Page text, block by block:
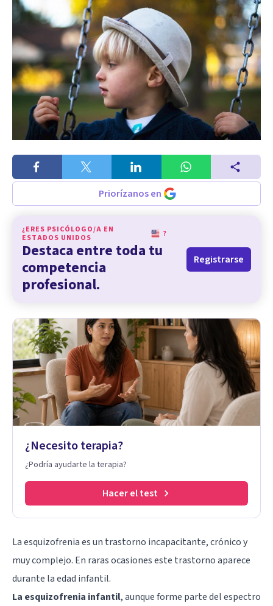
Priorízanos en
¿ERES PSICÓLOGO/A EN
ESTADOS UNIDOS
?
Destaca entre toda tu
competencia
profesional.
Registrarse
¿Necesito terapia?
¿Podría ayudarte la terapia?
Hacer el test
La esquizofrenia es un trastorno incapacitante, crónico y
muy complejo. En raras ocasiones este trastorno aparece
durante la edad infantil.
La esquizofrenia infantil, aunque forme parte del espectro